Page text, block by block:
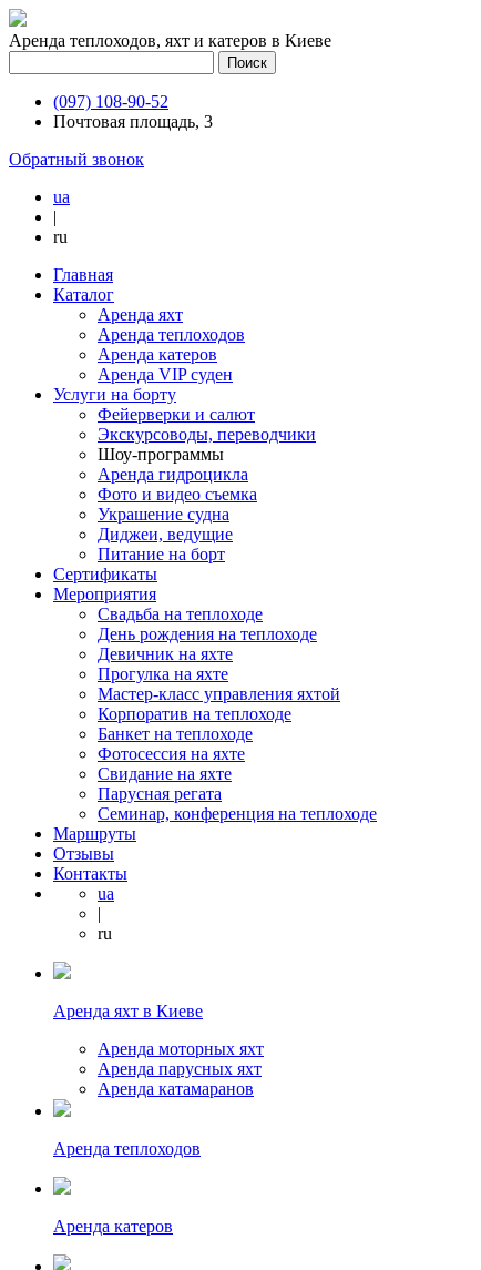
Аренда теплоходов, яхт и катеров в Киеве
(097) 108-90-52
Почтовая площадь, 3
Обратный звонок
ua
|
ru
Главная
Каталог
Аренда яхт
Аренда теплоходов
Аренда катеров
Аренда VIP суден
Услуги на борту
Фейерверки и салют
Экскурсоводы, переводчики
Шоу-программы
Аренда гидроцикла
Фото и видео съемка
Украшение судна
Диджеи, ведущие
Питание на борт
Сертификаты
Мероприятия
Свадьба на теплоходе
День рождения на теплоходе
Девичник на яхте
Прогулка на яхте
Мастер-класс управления яхтой
Корпоратив на теплоходе
Банкет на теплоходе
Фотосессия на яхте
Свидание на яхте
Парусная регата
Семинар, конференция на теплоходе
Маршруты
Отзывы
Контакты
ua
|
ru
Аренда яхт в Киеве
Аренда моторных яхт
Аренда парусных яхт
Аренда катамаранов
Аренда теплоходов
Аренда катеров